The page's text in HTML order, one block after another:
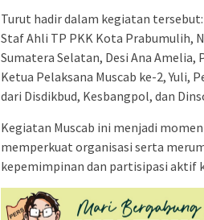
Turut hadir dalam kegiatan tersebut:
Staf Ahli TP PKK Kota Prabumulih,
Sumatera Selatan, Desi Ana
Ketua Pelaksana Muscab ke-2, Yuli,
dari Disdikbud, Kesbangpol, dan
Kegiatan Muscab ini menjadi
memperkuat organisasi serta
kepemimpinan dan partisipasi aktif